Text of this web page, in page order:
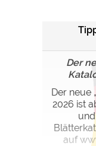
Der
Der neue
2026 ist
auf